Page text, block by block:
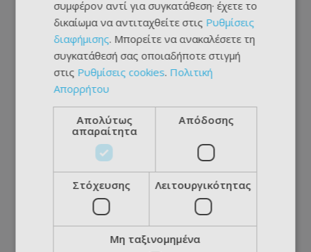
συμφέρον αντί για συγκατάθεση· έχετε το
δικαίωμα να αντιταχθείτε στις Ρυθμίσεις
διαφήμισης. Μπορείτε να ανακαλέσετε τη
συγκατάθεσή σας οποιαδήποτε στιγμή
στις Ρυθμίσεις cookies. Πολιτική
Απορρήτου
Απολύτως
απαραίτητα
Απόδοσης
Στόχευσης Λειτουργικότητας
Μη ταξινομημένα